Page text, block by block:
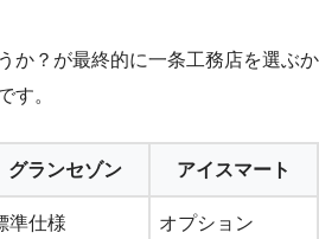
か？が最終的に一条工務店を選ぶか
す。
グランセゾン アイスマート
準仕様 オプション